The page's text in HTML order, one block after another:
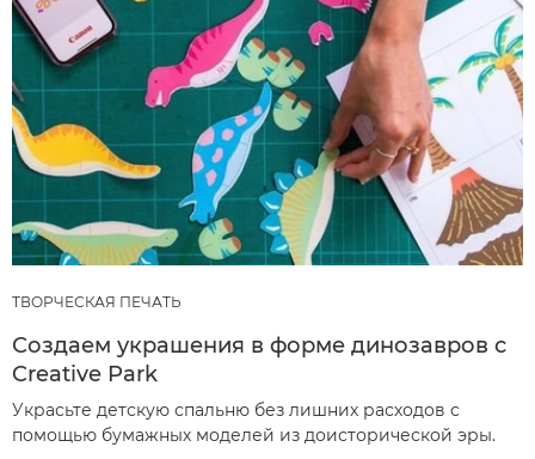
ТВОРЧЕСКАЯ ПЕЧАТЬ
Создаем украшения в форме динозавров с
Creative Park
Украсьте детскую спальню без лишних расходов с
помощью бумажных моделей из доисторической эры.